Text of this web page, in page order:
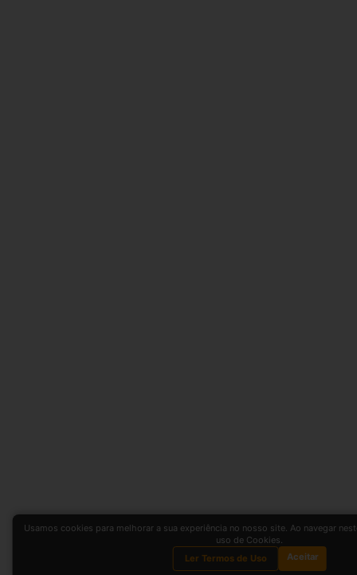
Usamos cookies para melhorar a sua experiência no nosso site. Ao navegar
uso de Cookies.
Ler Termos de Uso
Aceitar